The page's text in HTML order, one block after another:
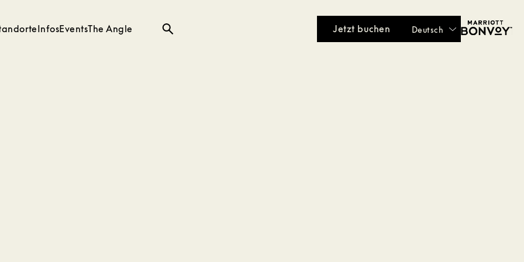
InfosEventsThe Angle Suche Jetzt buchen Deutsch